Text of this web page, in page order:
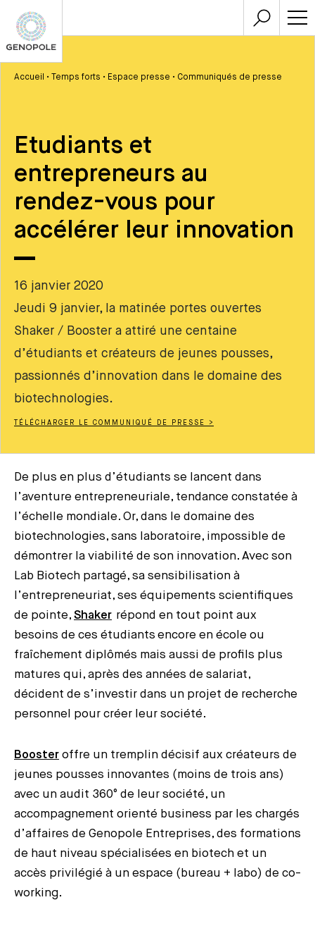
Accueil • Temps forts • Espace presse • Communiqués de presse
Etudiants et
entrepreneurs au
rendez-vous pour
accélérer leur innovation
16 janvier 2020
Jeudi 9 janvier, la matinée portes ouvertes
Shaker / Booster a attiré une centaine
d’étudiants et créateurs de jeunes pousses,
passionnés d’innovation dans le domaine des
biotechnologies.
TÉLÉCHARGER LE COMMUNIQUÉ DE PRESSE >
De plus en plus d’étudiants se lancent dans
l’aventure entrepreneuriale, tendance constatée à
l’échelle mondiale. Or, dans le domaine des
biotechnologies, sans laboratoire, impossible de
démontrer la viabilité de son innovation. Avec son
Lab Biotech partagé, sa sensibilisation à
l’entrepreneuriat, ses équipements scientifiques
de pointe, Shaker répond en tout point aux
besoins de ces étudiants encore en école ou
fraîchement diplômés mais aussi de profils plus
matures qui, après des années de salariat,
décident de s’investir dans un projet de recherche
personnel pour créer leur société.
Booster offre un tremplin décisif aux créateurs de
jeunes pousses innovantes (moins de trois ans)
avec un audit 360° de leur société, un
accompagnement orienté business par les chargés
d’affaires de Genopole Entreprises, des formations
de haut niveau spécialisées en biotech et un
accès privilégié à un espace (bureau + labo) de co-
working.